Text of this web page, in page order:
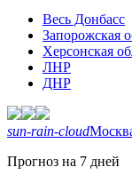
Весь Донбасс
Запорожская
Херсонская
ЛНР
ДНР
sun-rain-cloud
Прогноз на 7 дней